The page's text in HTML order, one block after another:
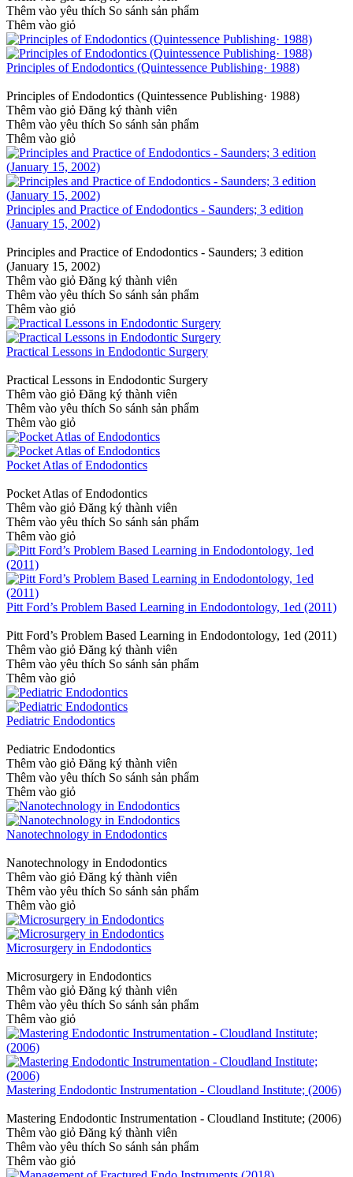
Thêm vào yêu thích So sánh sản phẩm
Thêm vào giỏ
Principles of Endodontics (Quintessence Publishing· 1988)
Principles of Endodontics (Quintessence Publishing· 1988)
Thêm vào giỏ Đăng ký thành viên
Thêm vào yêu thích So sánh sản phẩm
Thêm vào giỏ
Principles and Practice of Endodontics - Saunders; 3 edition
(January 15, 2002)
Principles and Practice of Endodontics - Saunders; 3 edition
(January 15, 2002)
Thêm vào giỏ Đăng ký thành viên
Thêm vào yêu thích So sánh sản phẩm
Thêm vào giỏ
Practical Lessons in Endodontic Surgery
Practical Lessons in Endodontic Surgery
Thêm vào giỏ Đăng ký thành viên
Thêm vào yêu thích So sánh sản phẩm
Thêm vào giỏ
Pocket Atlas of Endodontics
Pocket Atlas of Endodontics
Thêm vào giỏ Đăng ký thành viên
Thêm vào yêu thích So sánh sản phẩm
Thêm vào giỏ
Pitt Ford’s Problem Based Learning in Endodontology, 1ed (2011)
Pitt Ford’s Problem Based Learning in Endodontology, 1ed (2011)
Thêm vào giỏ Đăng ký thành viên
Thêm vào yêu thích So sánh sản phẩm
Thêm vào giỏ
Pediatric Endodontics
Pediatric Endodontics
Thêm vào giỏ Đăng ký thành viên
Thêm vào yêu thích So sánh sản phẩm
Thêm vào giỏ
Nanotechnology in Endodontics
Nanotechnology in Endodontics
Thêm vào giỏ Đăng ký thành viên
Thêm vào yêu thích So sánh sản phẩm
Thêm vào giỏ
Microsurgery in Endodontics
Microsurgery in Endodontics
Thêm vào giỏ Đăng ký thành viên
Thêm vào yêu thích So sánh sản phẩm
Thêm vào giỏ
Mastering Endodontic Instrumentation - Cloudland Institute; (2006)
Mastering Endodontic Instrumentation - Cloudland Institute; (2006)
Thêm vào giỏ Đăng ký thành viên
Thêm vào yêu thích So sánh sản phẩm
Thêm vào giỏ